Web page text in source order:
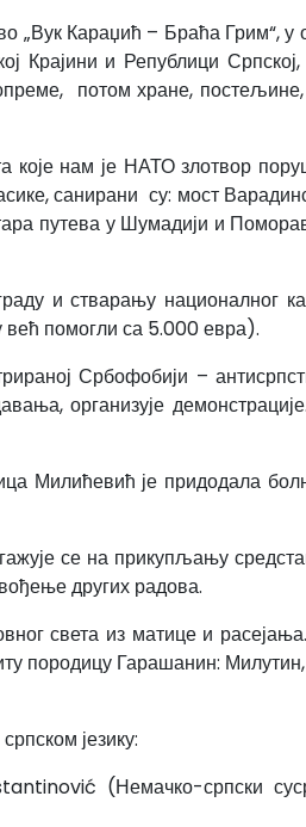
Караџић – Браћа Грим“, у
Крајини и Републици
потом хране,
које нам је НАТО злотвор
санирани су: мост
путева у Шумадији и
и стварању националног
помогли са 5.000 евра).
Србофобији –
организује
Милићевић је придодала
се на прикупљању
других радова.
света из матице и
породицу Гарашанин:
језику:
(Немачко-српски